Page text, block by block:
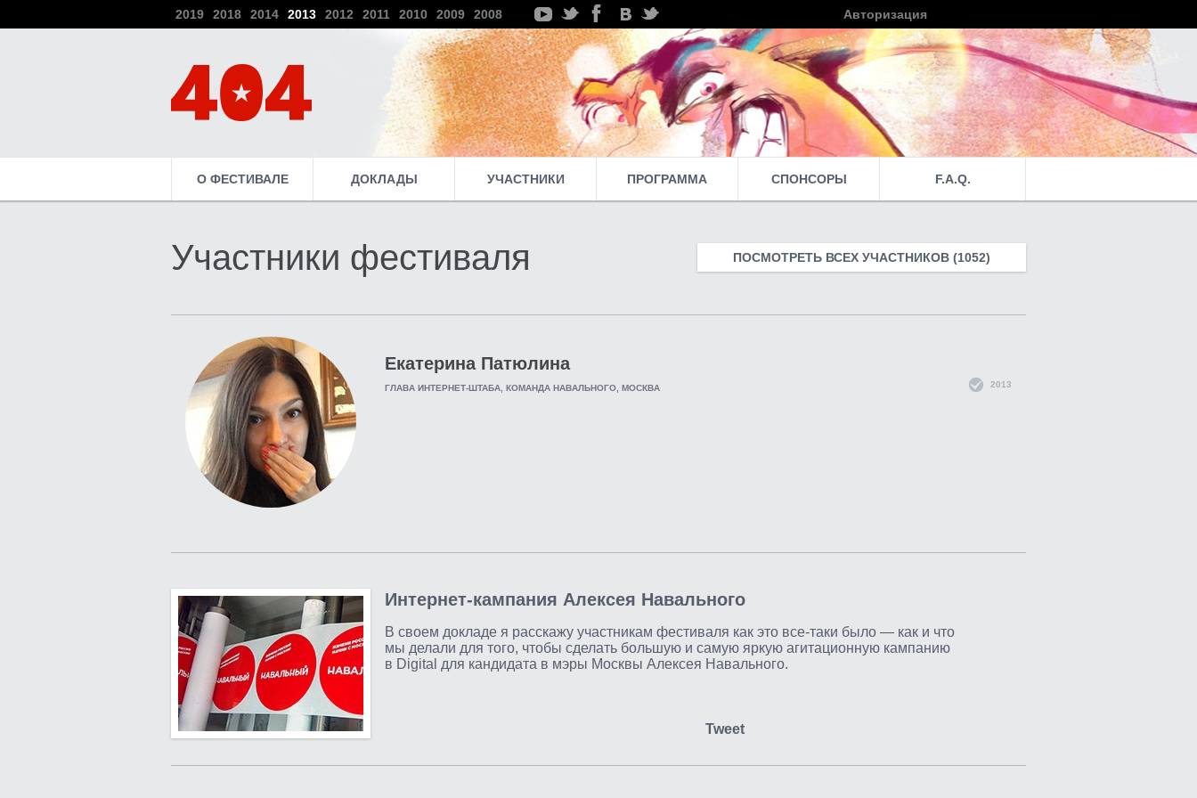
2019 2018 2014 2013 2012 2011 2010 2009 2008
Авторизация
Войти
О ФЕСТИВАЛЕ ДОКЛАДЫ УЧАСТНИКИ ПРОГРАММА СПОНСОРЫ F.A.Q.
Участники фестиваля
Екатерина Патюлина
ГЛАВА ИНТЕРНЕТ-ШТАБА, КОМАНДА НАВАЛЬНОГО, МОСКВА 2013
Интернет-кампания Алексея Навального
В своем докладе я расскажу участникам фестиваля как это все-таки было — как и что
мы делали для того, чтобы сделать большую и самую яркую агитационную кампанию
в Digital для кандидата в мэры Москвы Алексея Навального.
Tweet
ПОСМОТРЕТЬ ВСЕХ УЧАСТНИКОВ (1052)